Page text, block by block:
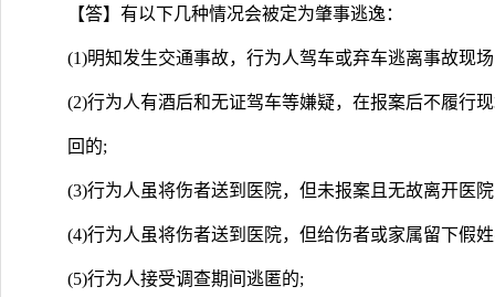
【答】有以下几种情况会被定为肇事逃逸：
(1)明知发生交通事故，行为人驾车或弃车逃离事故现
(2)行为人有酒后和无证驾车等嫌疑，在报案后不履行
回的;
(3)行为人虽将伤者送到医院，但未报案且无故离开医
(4)行为人虽将伤者送到医院，但给伤者或家属留下假
(5)行为人接受调查期间逃匿的;